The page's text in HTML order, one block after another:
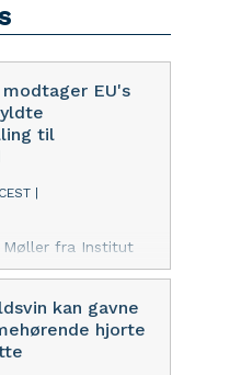
EU's
til
Møller fra Institut
Universitet
fra European
til
Program Analysis
kan gavne
hjorte